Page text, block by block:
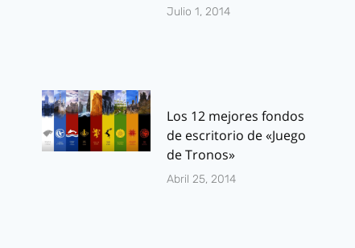
Julio 1, 2014
Los 12 mejores fondos
de escritorio de «Juego
de Tronos»
Abril 25, 2014